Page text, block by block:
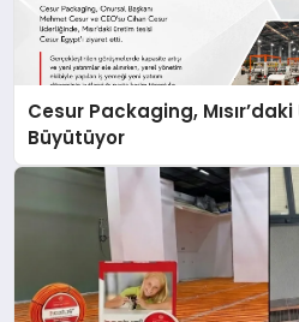
Cesur Packaging,
Büyütüyor